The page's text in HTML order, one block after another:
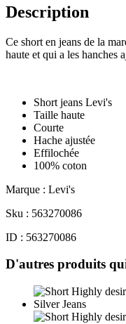
Description
Ce short en jeans de la
haute et qui a les hanches
Short jeans Levi's
Taille haute
Courte
Hache ajustée
Effilochée
100% coton
Marque : Levi's
Sku : 563270086
ID : 563270086
D'autres produits